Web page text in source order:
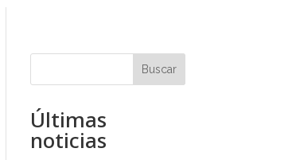
Buscar
Últimas
noticias